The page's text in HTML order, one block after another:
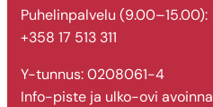
Puhelinpalvelu (9.00–15.00):
+358 17 513 311
Y-tunnus: 0208061-4
Info-piste ja ulko-ovi avoinna